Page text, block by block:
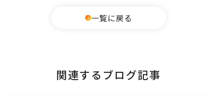
一覧に戻る
関連するブログ記事